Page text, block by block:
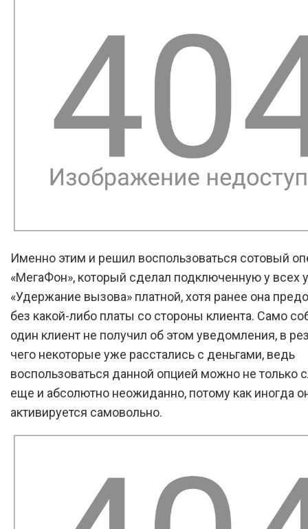
Именно этим и решил воспользоваться сотовый
«МегаФон», который сделал подключенную у всех
«Удержание вызова» платной, хотя ранее она
без какой-либо платы со стороны клиента. Само
один клиент не получил об этом уведомления, в
чего некоторые уже расстались с деньгами, ведь
воспользоваться данной опцией можно не только
еще и абсолютно неожиданно, потому как иногда
активируется самовольно.